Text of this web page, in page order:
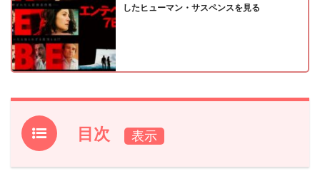
したヒューマン・サスペンスを見る
目次
1.『エンテベ空港の7日間』作品情報